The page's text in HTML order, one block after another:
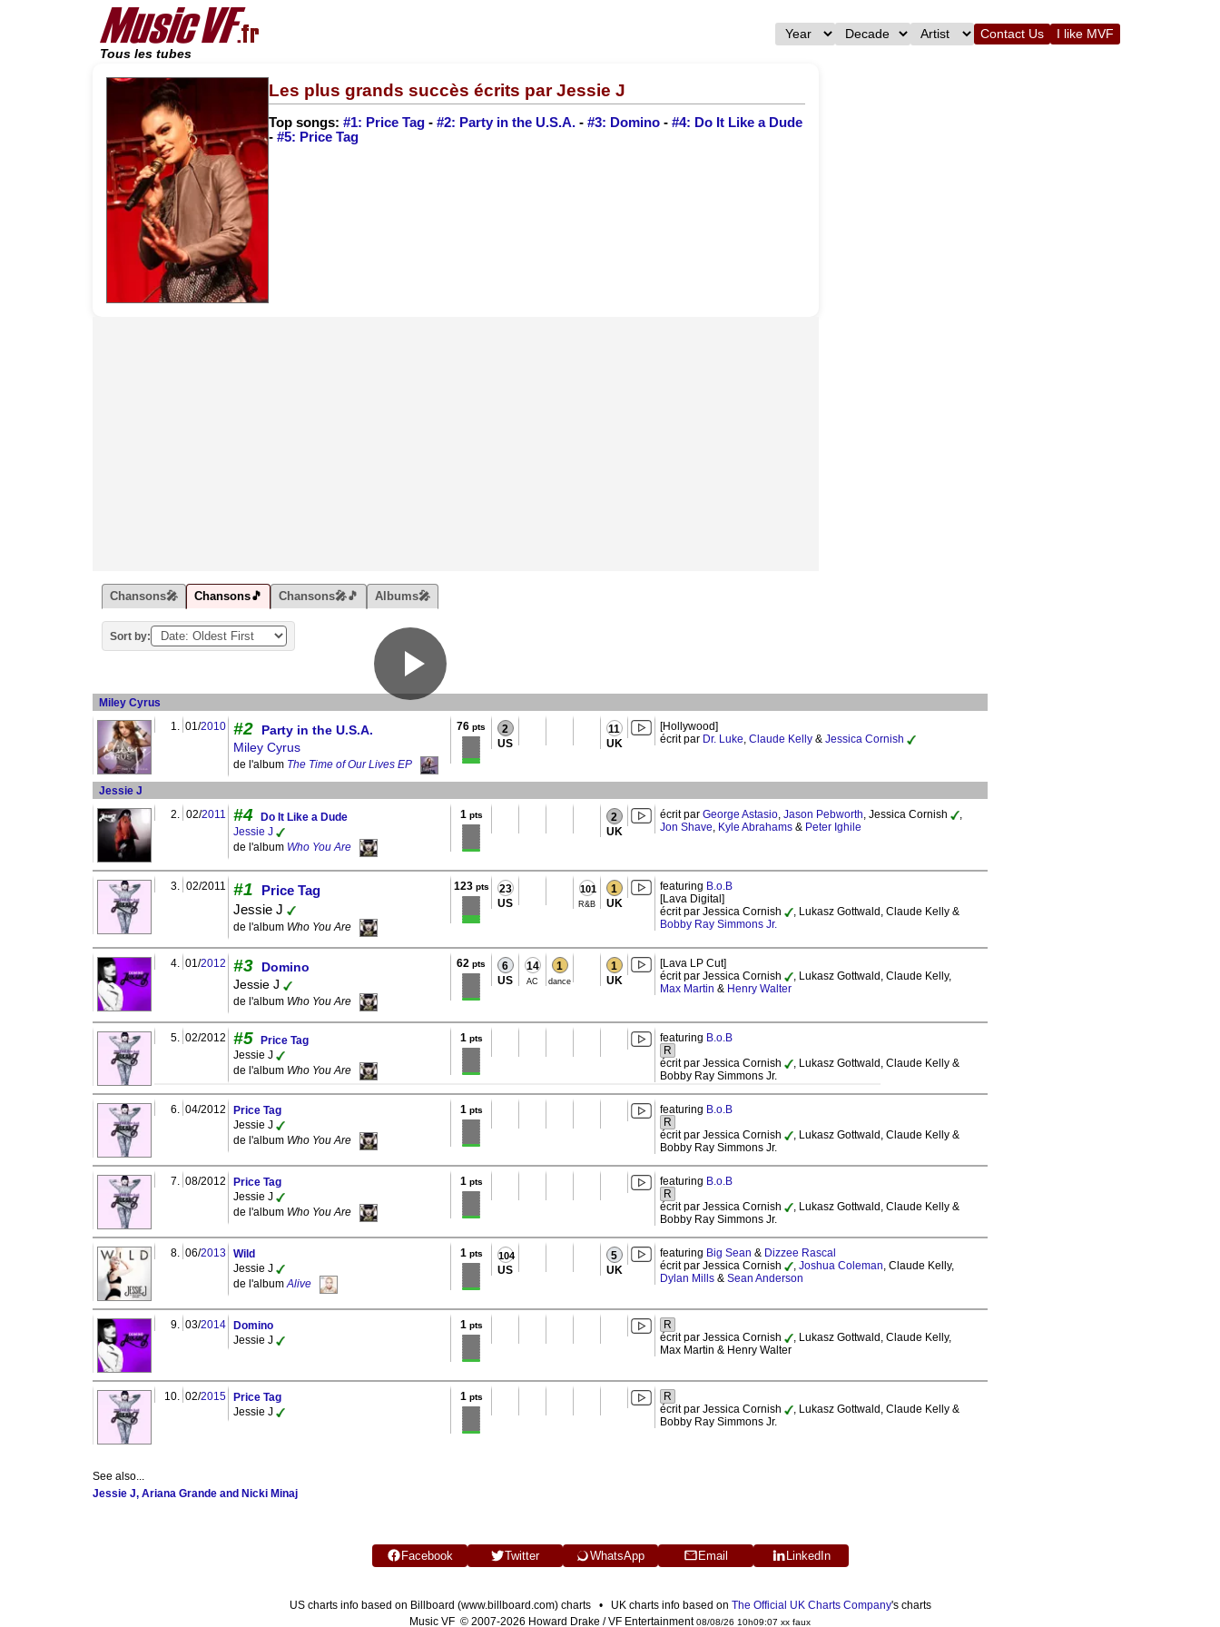
Tous les tubes
Contact Us I like MVF
Les plus grands succès écrits par Jessie J
Top songs: #1: Price Tag - #2: Party in the U.S.A. - #3: Domino - #4: Do It Like a Dude
- #5: Price Tag
Chansons🎤 Chansons🎵 Chansons🎤🎵 Albums🎤
Sort by:
Miley Cyrus
1. 01/2010 #2
Party in the U.S.A.
Miley Cyrus
de l'album The Time of Our Lives EP
76 pts 2
US
11
UK
[Hollywood]
écrit par Dr. Luke, Claude Kelly & Jessica Cornish
Jessie J
2. 02/2011 #4
Do It Like a Dude
Jessie J
de l'album Who You Are
1pts 2
UK
écrit par George Astasio, Jason Pebworth, Jessica Cornish
,
Jon Shave, Kyle Abrahams & Peter Ighile
3. 02/2011 #1
Price Tag
Jessie J
de l'album Who You Are
123pts 23
US
101
R&B
1
UK
featuring B.o.B
[Lava Digital]
écrit par Jessica Cornish
, Lukasz Gottwald, Claude Kelly &
Bobby Ray Simmons Jr.
4. 01/2012 #3
Domino
Jessie J
de l'album Who You Are
62 pts 6
US
14
AC
1
dance
1
UK
[Lava LP Cut]
écrit par Jessica Cornish
, Lukasz Gottwald, Claude Kelly,
Max Martin & Henry Walter
5. 02/2012 #5
Price Tag
Jessie J
de l'album Who You Are
1pts featuring B.o.B
R
écrit par Jessica Cornish
, Lukasz Gottwald, Claude Kelly &
Bobby Ray Simmons Jr.
6. 04/2012
Price Tag
Jessie J
de l'album Who You Are
1pts featuring B.o.B
R
écrit par Jessica Cornish
, Lukasz Gottwald, Claude Kelly &
Bobby Ray Simmons Jr.
7. 08/2012
Price Tag
Jessie J
de l'album Who You Are
1pts featuring B.o.B
R
écrit par Jessica Cornish
, Lukasz Gottwald, Claude Kelly &
Bobby Ray Simmons Jr.
8. 06/2013
Wild
Jessie J
de l'albumAlive
1pts
104
US
5
UK
featuring Big Sean & Dizzee Rascal
écrit par Jessica Cornish
, Joshua Coleman, Claude Kelly,
Dylan Mills & Sean Anderson
9. 03/2014
Domino
Jessie J
1pts
R
écrit par Jessica Cornish
, Lukasz Gottwald, Claude Kelly,
Max Martin & Henry Walter
10. 02/2015
Price Tag
Jessie J
1pts
R
écrit par Jessica Cornish
, Lukasz Gottwald, Claude Kelly &
Bobby Ray Simmons Jr.
See also...
Jessie J, Ariana Grande and Nicki Minaj
Facebook Twitter WhatsApp Email LinkedIn
US charts info based on Billboard (www.billboard.com) charts • UK charts info based on The Official UK Charts Company's charts
Music VF © 2007-2026 Howard Drake / VF Entertainment08/08/26 10h09:07 xx faux